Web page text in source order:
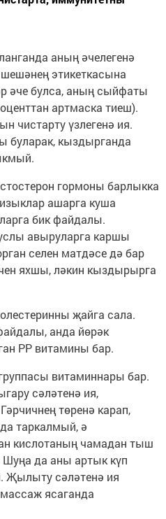
аның әчелегенә
шешәнең этикеткасына
әче булса, аның сыйфаты
артмаска тиеш).
чистарту үзлегенә ия.
буларак, кыздырганда
гормоны барлыкка
ашарга куша
бик файдалы.
авыруларга каршы
селен матдәсе дә бар
яхшы, ләкин кыздырырга
җайга сала.
анда йөрәк
РР витамины бар.
витаминнары бар.
сәләтенә ия,
төренә карап,
таркалмый, ә
кислотаның чамадан тыш
Шуңа да аны артык күп
Җылыту сәләтенә ия
ясаганда